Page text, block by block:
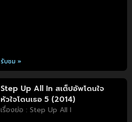
รับชม »
Step Up All In สเต็ปอัพโดนใจ
หัวใจโดนเธอ 5 (2014)
เรื่องย่อ : Step Up All I